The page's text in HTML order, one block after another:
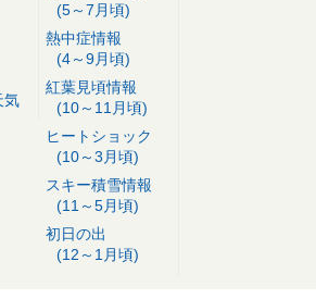
気
(5～7月頃)
熱中症情報
(4～9月頃)
紅葉見頃情報
(10～11月頃)
ヒートショック
(10～3月頃)
スキー積雪情報
(11～5月頃)
初日の出
(12～1月頃)